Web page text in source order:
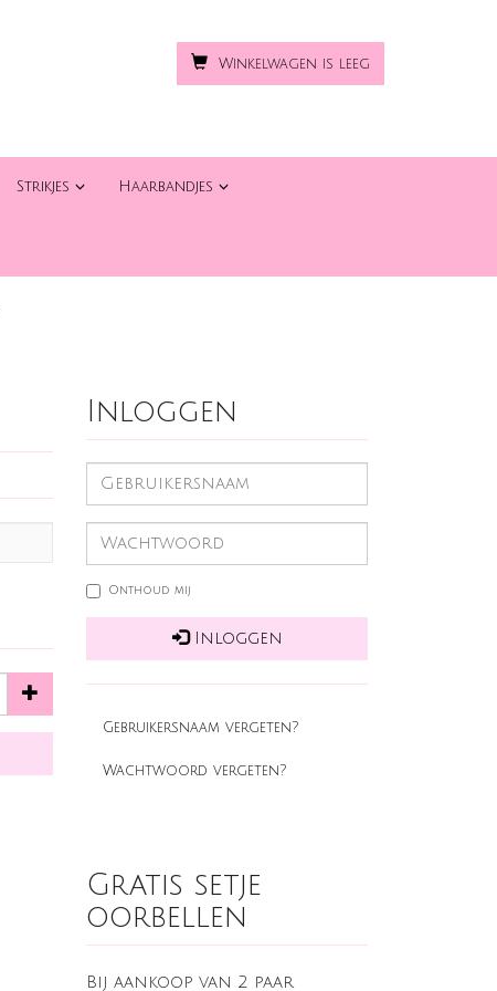
Winkelwagen is leeg
Strikjes Haarbandjes
Inloggen
Onthoud mij
Inloggen
Gebruikersnaam vergeten?
Wachtwoord vergeten?
Gratis setje
oorbellen
Bij aankoop van 2 paar